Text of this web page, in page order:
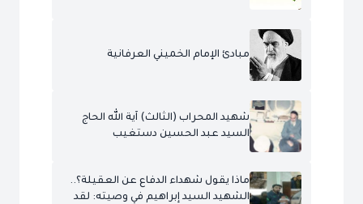
مبادئ الإمام الخميني العرفانية
شهيد المحراب (الثالث) آية الله الحاج
السيد عبد الحسين دستغيب
ماذا يقول شهداء الدفاع عن العقيلة؟..
الشهيد السيد إبراهيم في وصيته: لقد